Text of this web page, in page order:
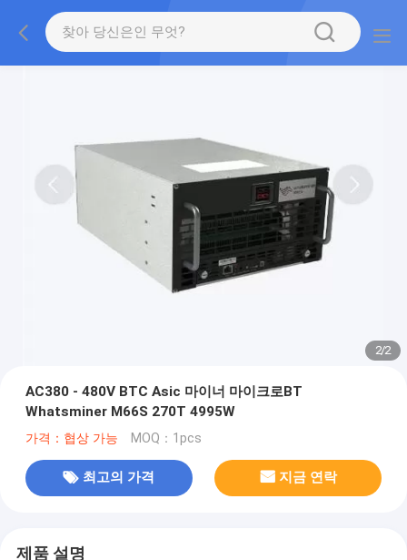
2/2
AC380 - 480V BTC Asic 마이너 마이크로BT
Whatsminer M66S 270T 4995W
가격：협상 가능 MOQ：1pcs
최고의 가격 지금 연락
제품 설명